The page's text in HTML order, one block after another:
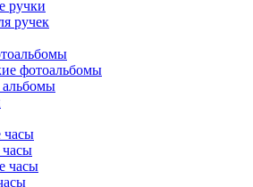
ручки
ручек
фотоальбомы
часы
часы